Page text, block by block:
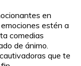
en
estén a
comedias
de ánimo.
que te